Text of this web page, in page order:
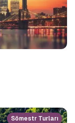
Sömestr Turları